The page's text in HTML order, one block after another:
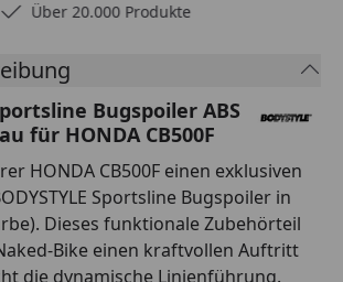
Über 20.000 Produkte
Bugspoiler ABS
für HONDA CB500F
HONDA CB500F einen exklusiven
Sportsline Bugspoiler in
Dieses funktionale Zubehörteil
Bike einen kraftvollen Auftritt
die dynamische Linienführung.